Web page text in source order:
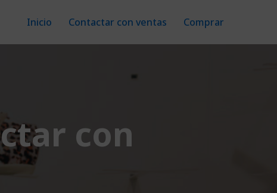
Inicio Contactar con ventas Comprar
con